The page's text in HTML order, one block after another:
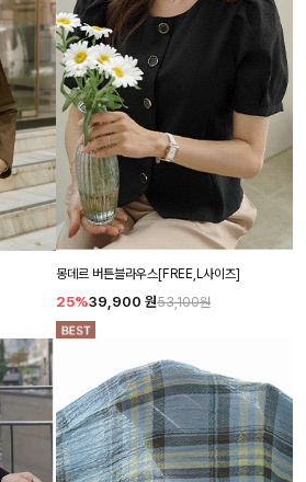
몽데르 버튼블라우스[FREE,L사이즈]
25%39,900 원53,100원